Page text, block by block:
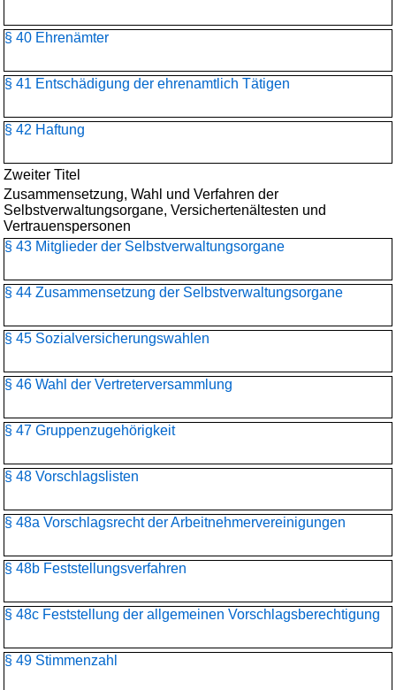
§ 40 Ehrenämter
§ 41 Entschädigung der ehrenamtlich Tätigen
§ 42 Haftung
Zweiter Titel
Zusammensetzung, Wahl und Verfahren der
Selbstverwaltungsorgane, Versichertenältesten und
Vertrauenspersonen
§ 43 Mitglieder der Selbstverwaltungsorgane
§ 44 Zusammensetzung der Selbstverwaltungsorgane
§ 45 Sozialversicherungswahlen
§ 46 Wahl der Vertreterversammlung
§ 47 Gruppenzugehörigkeit
§ 48 Vorschlagslisten
§ 48a Vorschlagsrecht der Arbeitnehmervereinigungen
§ 48b Feststellungsverfahren
§ 48c Feststellung der allgemeinen Vorschlagsberechtigung
§ 49 Stimmenzahl